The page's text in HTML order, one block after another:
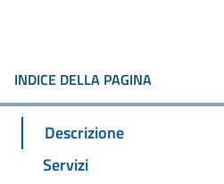
INDICE DELLA PAGINA
Descrizione
Servizi